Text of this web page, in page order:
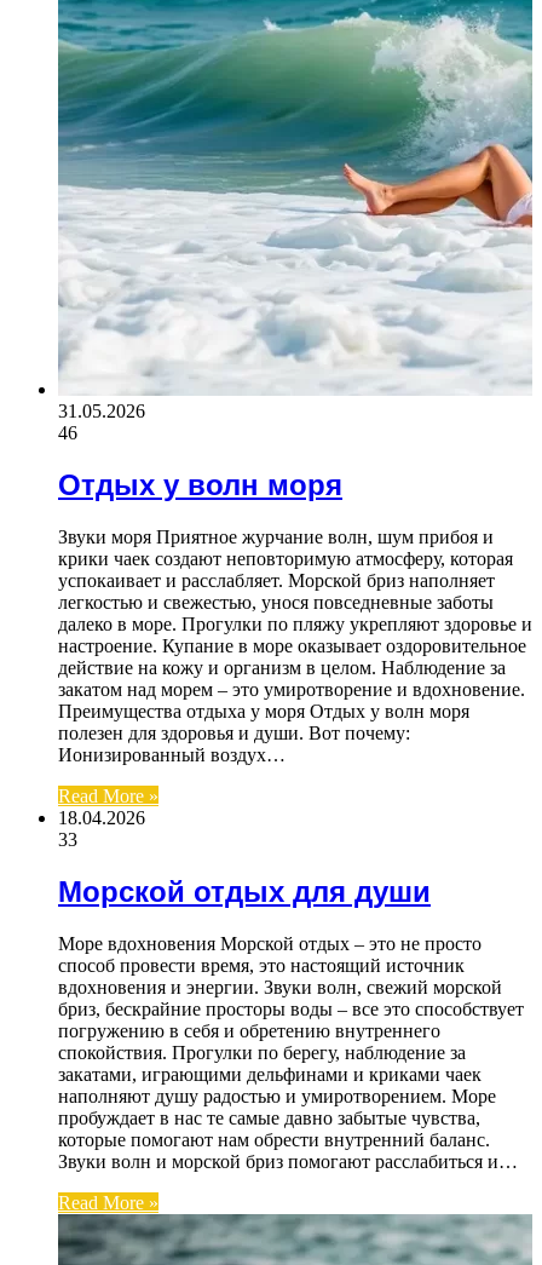
31.05.2026
46
Отдых у волн моря
Звуки моря Приятное журчание волн, шум прибоя и
крики чаек создают неповторимую атмосферу, которая
успокаивает и расслабляет. Морской бриз наполняет
легкостью и свежестью, унося повседневные заботы
далеко в море. Прогулки по пляжу укрепляют здоровье и
настроение. Купание в море оказывает оздоровительное
действие на кожу и организм в целом. Наблюдение за
закатом над морем – это умиротворение и вдохновение.
Преимущества отдыха у моря Отдых у волн моря
полезен для здоровья и души. Вот почему:
Ионизированный воздух…
Read More »
18.04.2026
33
Морской отдых для души
Море вдохновения Морской отдых – это не просто
способ провести время, это настоящий источник
вдохновения и энергии. Звуки волн, свежий морской
бриз, бескрайние просторы воды – все это способствует
погружению в себя и обретению внутреннего
спокойствия. Прогулки по берегу, наблюдение за
закатами, играющими дельфинами и криками чаек
наполняют душу радостью и умиротворением. Море
пробуждает в нас те самые давно забытые чувства,
которые помогают нам обрести внутренний баланс.
Звуки волн и морской бриз помогают расслабиться и…
Read More »